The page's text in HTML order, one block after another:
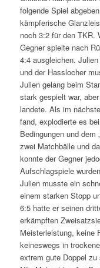
folgende Spiel
kämpferische
noch 3:2 für den TKR.
Gegner spielte nach
4:4 ausgleichen.
und der Hasslocher
Julien gelang beim
stark gespielt war,
landete. Als im
fand, explodierte es
Bedingungen und dem
zwei Matchbälle und
konnte der Gegner
Aufschlagspiele
Julien musste ein
einem starken Stopp
6:5 hatte er seinen
erkämpften
Meisterleistung, keine
keineswegs in
extrem gute Doppel